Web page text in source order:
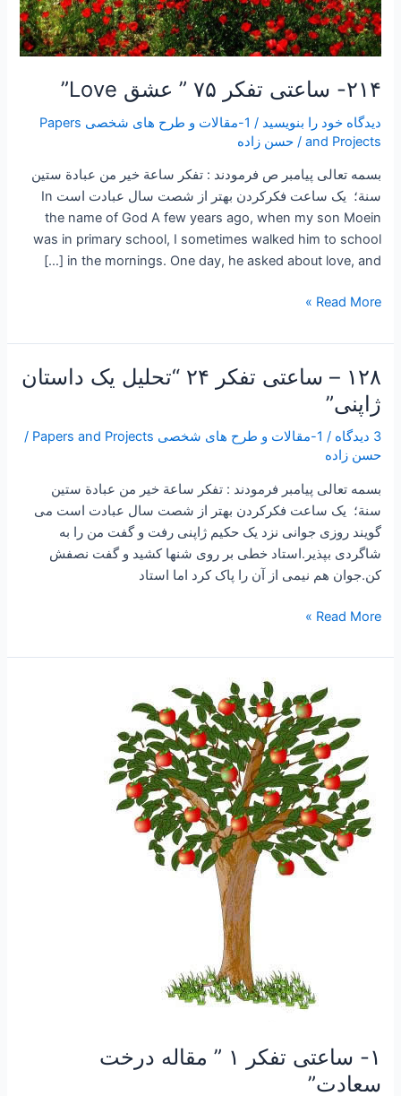
۲۱۴- ساعتی تفکر ۷۵ ” عشق Love”
دیدگاه‌ خود را بنویسید /
1-مقالات و طرح های شخصی Papers
and Projects
/حسن زاده
بسمه تعالی پیامبر ص فرمودند : تفكر ساعة خير من عبادة ستين
سنة؛ یک ساعت فکرکردن بهتر از شصت سال عبادت است In
the name of God A few years ago, when my son Moein
was in primary school, I sometimes walked him to school
in the mornings. One day, he asked about love, and […]
Read More »
۱۲۸ – ساعتی تفکر ۲۴ “تحلیل یک داستان
ژاپنی”
3 دیدگاه / 1-مقالات و طرح های شخصی Papers and Projects
/
حسن زاده
بسمه تعالی پیامبر فرمودند : تفكر ساعة خير من عبادة ستين
سنة؛ یک ساعت فکرکردن بهتر از شصت سال عبادت است می
گویند روزی جوانی نزد یک حکیم ژاپنی رفت و گفت من را به
شاگردی بپذیر.استاد خطی بر روی شنها کشید و گفت نصفش
کن.جوان هم نیمی از آن را پاک کرد اما استاد
۱۲۸
ساعتی
تفکر
۲۴
داستان
ژاپنی”
Read More »
۱- ساعتی تفکر ۱ ” مقاله درخت
سعادت”
تفکر
مقاله
درخت
سعادت”